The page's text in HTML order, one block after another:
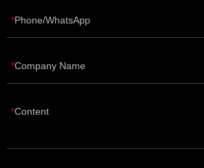
Phone/WhatsApp
Company Name
Content